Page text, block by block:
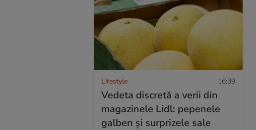
Lifestyle 16:39
Vedeta discretă a verii din
magazinele Lidl: pepenele
galben și surprizele sale